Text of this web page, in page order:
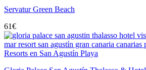
Servatur Green Beach
61€
Resorts en San Agustín Playa